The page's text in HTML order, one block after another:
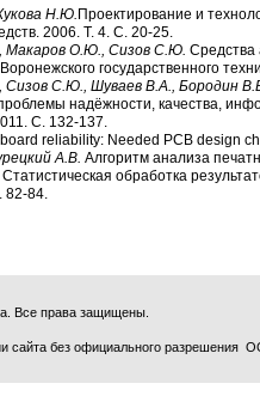
Н.Ю. Проектирование и
2006. Т. 4. С. 20-25.
Макаров О.Ю., Сизов С.Ю. Средства
государственного
Сизов С.Ю., Шуваев В.А., Бородин
надёжности, качества,
С. 132-137.
reliability: Needed PCB design
А.В. Алгоритм анализа
Статистическая обработка
82-84.
Все права защищены.
сайта без официального разрешения